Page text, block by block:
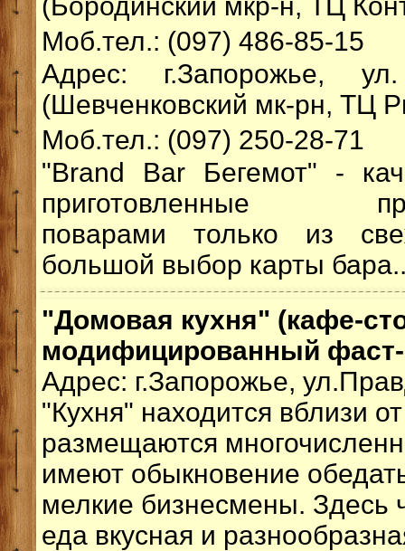
Моб.тел.: (097) 486-85-15
Адрес: г.Запорожье,
(Шевченковский мк-рн, ТЦ
Моб.тел.: (097) 250-28-71
"Brand Bar Бегемот" -
приготовленные
поварами только из
большой выбор карты
"Домовая кухня" (кафе-
модифицированный
Адрес: г.Запорожье,
"Кухня" находится вблизи
размещаются
имеют обыкновение
мелкие бизнесмены. Здесь
еда вкусная и